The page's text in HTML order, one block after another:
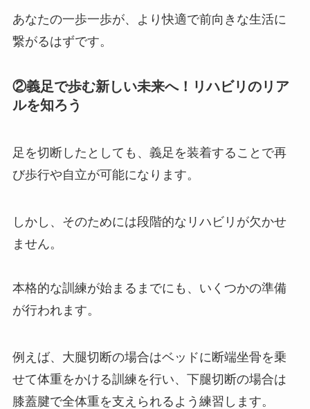
あなたの一歩一歩が、より快適で前向きな生活に
繋がるはずです。
②義足で歩む新しい未来へ！リハビリのリア
ルを知ろう
足を切断したとしても、義足を装着することで再
び歩行や自立が可能になります。
しかし、そのためには段階的なリハビリが欠かせ
ません。
本格的な訓練が始まるまでにも、いくつかの準備
が行われます。
例えば、大腿切断の場合はベッドに断端坐骨を乗
せて体重をかける訓練を行い、下腿切断の場合は
膝蓋腱で全体重を支えられるよう練習します。